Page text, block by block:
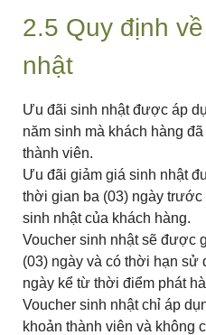
2.5 Quy định
nhật
Ưu đãi sinh nhật được áp
năm sinh mà khách hàng
thành viên.
Ưu đãi giảm giá sinh nhật
thời gian ba (03) ngày trước
sinh nhật của khách hàng.
Voucher sinh nhật sẽ được
(03) ngày và có thời hạn sử
ngày kể từ thời điểm phát
Voucher sinh nhật chỉ áp
khoản thành viên và không